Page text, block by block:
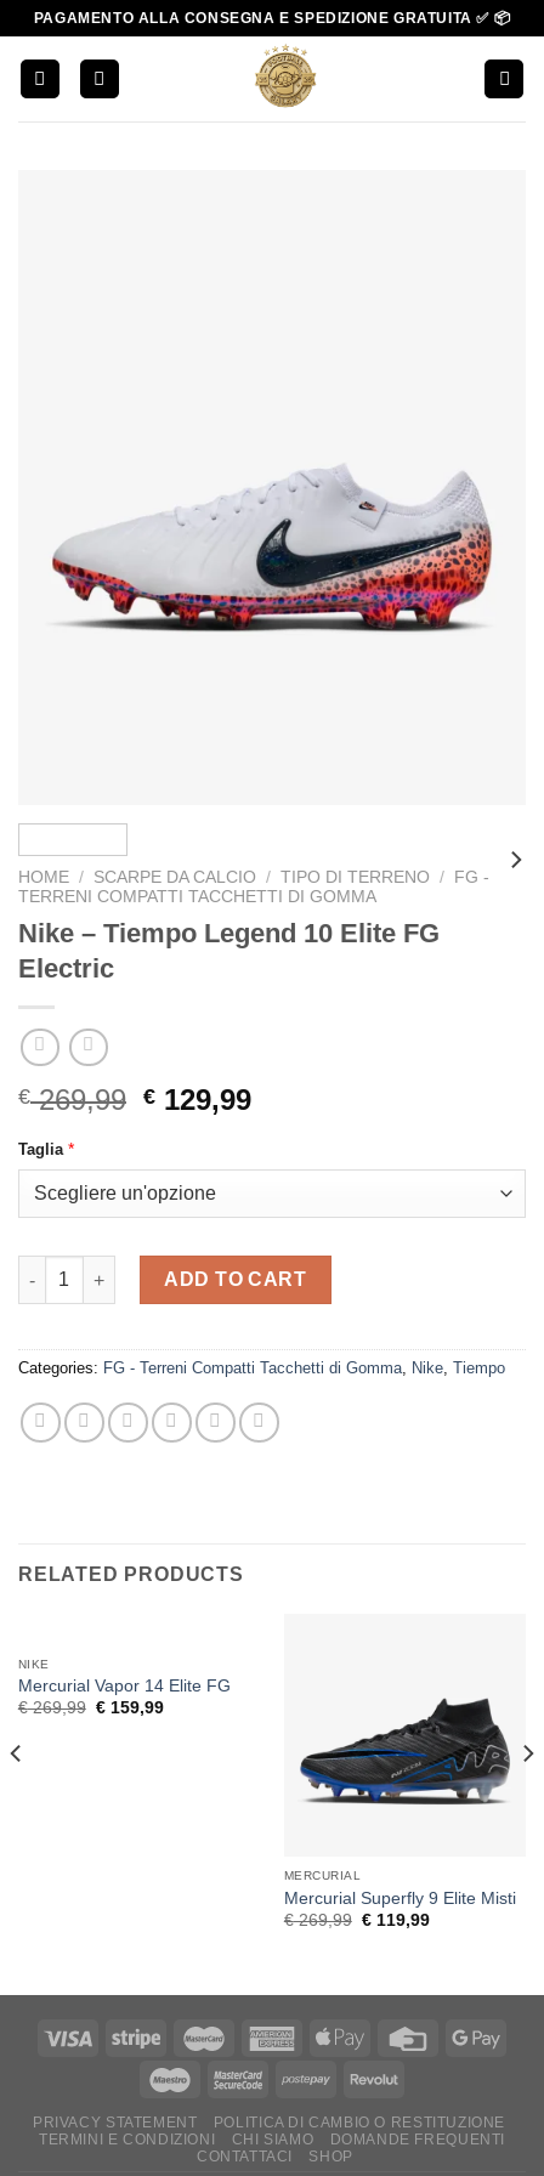
Salta
contenuti
PAGAMENTO ALLA CONSEGNA E SPEDIZIONE GRATUITA ✅ 📦
HOME / SCARPE DA CALCIO / TIPO DI TERRENO /
FG -
TERRENI COMPATTI TACCHETTI DI GOMMA
Nike – Tiempo Legend 10 Elite FG
Electric
€269,99 Original
€ 269,99.
€ 129,99Current
Taglia *
Nike - Tiempo Legend 10 Elite FG Electric quantity
ADD TO CART
Categories: FG - Terreni Compatti Tacchetti di Gomma, Nike, Tiempo
RELATED PRODUCTS
NIKE
Mercurial Vapor 14 Elite FG
€269,99 Original
€159,99Current
MERCURIAL
Mercurial Superfly 9 Elite Misti
€269,99 Original
€119,99Current
PRIVACY STATEMENT
POLITICA DI CAMBIO O RESTITUZIONE
TERMINI E CONDIZIONI
CHI SIAMO
DOMANDE FREQUENTI
CONTATTACI
SHOP